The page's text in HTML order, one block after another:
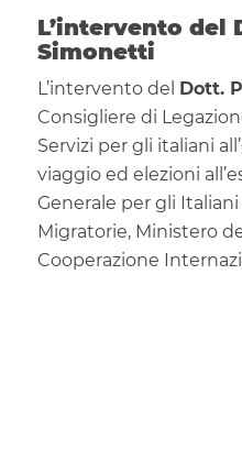
L’intervento del
Simonetti
L’intervento del Dott.
Consigliere di
Servizi per gli italiani
viaggio ed elezioni
Generale per gli
Migratorie, Ministero
Cooperazione